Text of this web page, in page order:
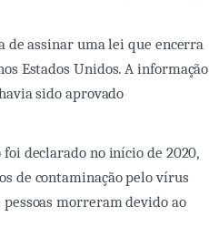
de assinar uma lei que encerra
Estados Unidos. A informação
sido aprovado
declarado no início de 2020,
de contaminação pelo vírus
pessoas morreram devido ao